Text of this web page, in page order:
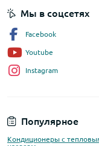
Популярное
Кондиционеры с
Мы в соцсетях
Facebook
Youtube
Instagram